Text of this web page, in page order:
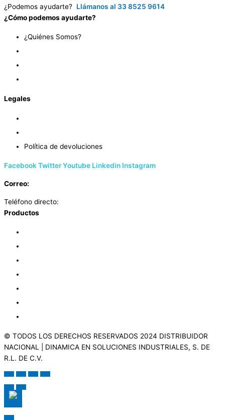
¿Podemos ayudarte? Llámanos al 33 8525 9614
¿Cómo podemos ayudarte?
¿Quiénes Somos?
Legales
Política de devoluciones
FacebookTwitterYoutube Linkedin Instagram
Correo:
Teléfono directo:
Productos
© TODOS LOS DERECHOS RESERVADOS 2024 DISTRIBUIDOR
NACIONAL | DINAMICA EN SOLUCIONES INDUSTRIALES, S. DE
R.L. DE C.V.